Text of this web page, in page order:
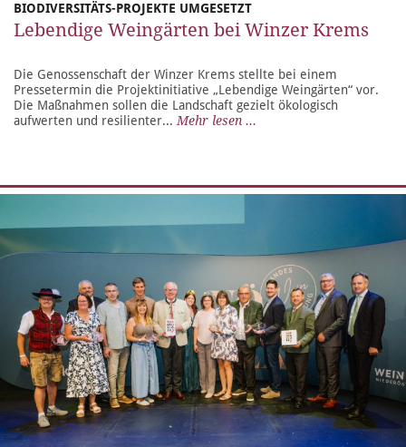
BIODIVERSITÄTS-PROJEKTE UMGESETZT
Lebendige Weingärten bei Winzer Krems
Die Genossenschaft der Winzer Krems stellte bei einem
Pressetermin die Projektinitiative „Lebendige Weingärten“ vor.
Die Maßnahmen sollen die Landschaft gezielt ökologisch
aufwerten und resilienter... Mehr lesen ...